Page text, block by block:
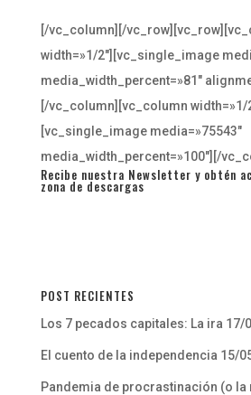
[/vc_column][/
width=»1/2″][vc_single_image
media_width_percent=»81″
[/vc_column][vc_column width=»1/
[vc_single_image media=»75543″
media_width_percent=»100″][/
Recibe nuestra Newsletter y obtén
zona de descargas
POST RECIENTES
Los 7 pecados capitales: La ira 17/
El cuento de la independencia 15/
Pandemia de procrastinación (o la